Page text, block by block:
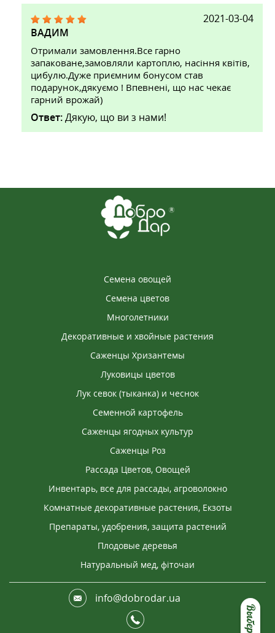
2021-03-04
ВАДИМ
Отримали замовлення.Все гарно
запаковане,замовляли картоплю, насіння квітів,
цибулю.Дуже приємним бонусом став
подарунок,дякуємо ! Впевнені, що нас чекає
гарний врожай)
Ответ:Дякую, що ви з нами!
Семена овощей
Семена цветов
Многолетники
Декоративные и хвойные растения
Саженцы Хризантемы
Луковицы цветов
Лук севок (тыканка) и чеснок
Семенной картофель
Саженцы ягодных культур
Саженцы Роз
Рассада Цветов, Овощей
Инвентарь, все для рассады, агроволокно
Комнатные декоративные растения, Екзоты
Препараты, удобрения, защита растений
Плодовые деревья
Натуральный мед, фіточаи
info@dobrodar.ua